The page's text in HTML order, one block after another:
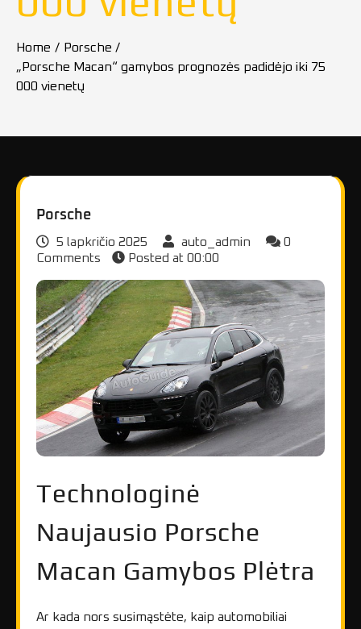
Home
Porsche
„Porsche Macan“ gamybos prognozės padidėjo iki 75
000 vienetų
Porsche
5 lapkričio 2025 auto_admin
0
Comments
Posted at 00:00
Technologinė
Naujausio Porsche
Macan Gamybos Plėtra
Ar kada nors susimąstėte, kaip automobiliai